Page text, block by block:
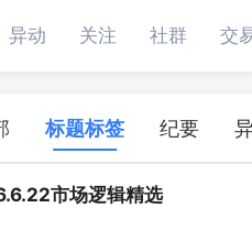
异动 关注 社群 交
标题标签 纪要
市场逻辑精选